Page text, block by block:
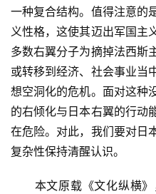
一种复合结构。值得注意的
义性格，这使其迈出军国主
多数右翼分子为摘掉法西斯
或转移到经济、社会事业当
想空洞化的危机。面对这种
的右倾化与日本右翼的行动
在危险。对此，我们要对日
复杂性保持清醒认识。
本文原载《文化纵横》